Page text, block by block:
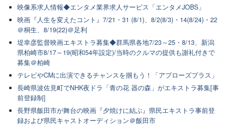
映像系求人情報◆エンタメ業界求人サービス「エンタメJOBS」
映画『人生を変えたコント』7/21・31 (8/1)、8/2(8/3)・14(8/24)・22
＠桐生、8/19(22)＠足利
堤幸彦監督映画エキストラ募集◆群馬県各地7/23～25・8/13、新潟
県柏崎市8/17～19(昭和54年設定)/当時のクルマの提供も謝礼付きで
募集＠柏崎
テレビやCMに出演できるチャンスを掴もう！「アプローズプラス」
長崎県波佐見町でNHK夜ドラ「青の花 器の森」がエキストラ募集[事
前登録制]
長野県飯田市が舞台の映画『夕焼けに結ぶ』県民エキストラ事前登
録および県民キャストオーディション＠飯田市